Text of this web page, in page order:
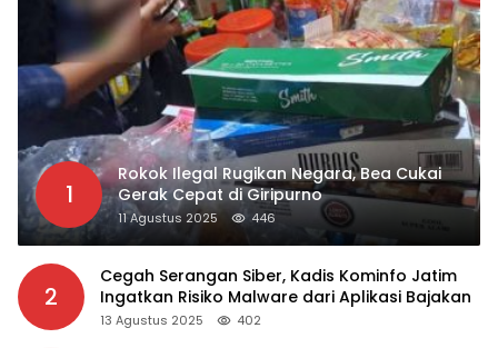
1
Rokok Ilegal Rugikan Negara, Bea Cukai
Gerak Cepat di Giripurno
11 Agustus 2025 446
2
Cegah Serangan Siber, Kadis Kominfo Jatim
Ingatkan Risiko Malware dari Aplikasi Bajakan
13 Agustus 2025 402